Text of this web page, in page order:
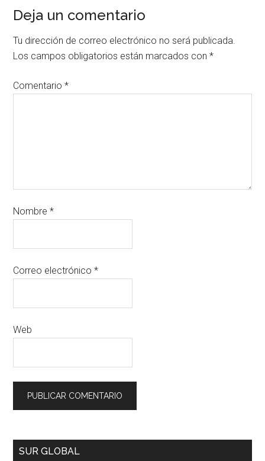
Deja un comentario
Tu dirección de correo electrónico no será publicada.
Los campos obligatorios están marcados con*
Comentario*
Nombre*
Correo electrónico*
Web
SUR GLOBAL